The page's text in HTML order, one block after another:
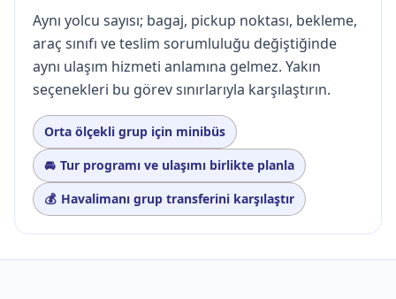
Aynı yolcu sayısı; bagaj, pickup noktası, bekleme,
araç sınıfı ve teslim sorumluluğu değiştiğinde
aynı ulaşım hizmeti anlamına gelmez. Yakın
seçenekleri bu görev sınırlarıyla karşılaştırın.
Orta ölçekli grup için minibüs
Tur programı ve ulaşımı birlikte planla
Havalimanı grup transferini karşılaştır